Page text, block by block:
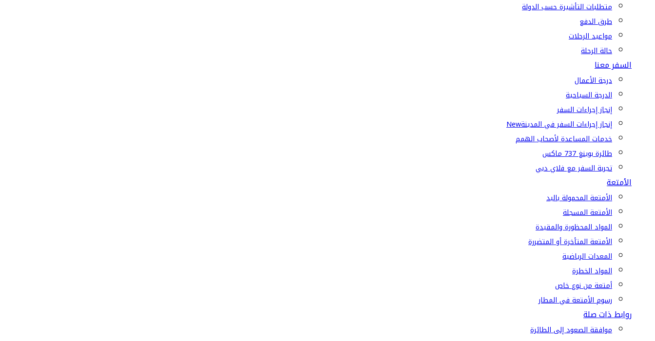
متطلبات التأشيرة حسب الدولة
طرق الدفع
مواعيد الرحلات
حالة الرحلة
السفر معنا
درجة الأعمال
الدرجة السياحية
إنجاز إجراءات السفر
إنجاز إجراءات السفر في المدينةNew
خدمات المساعدة لأصحاب الهمم
طائرة بوينغ 737 ماكس
تجربة السفر مع فلاي دبي
الأمتعة
الأمتعة المحمولة باليد
الأمتعة المسجلة
المواد المحظورة والمقيدة
الأمتعة المتأخرة أو المتضررة
المعدات الرياضية
المواد الخطرة
أمتعة من نوع خاص
رسوم الأمتعة في المطار
روابط ذات صلة
موافقة الصعود إلى الطائرة